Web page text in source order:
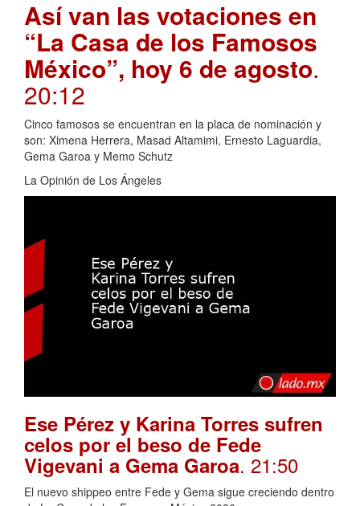
Así van las votaciones en
“La Casa de los Famosos
México”, hoy 6 de agosto.
20:12
Cinco famosos se encuentran en la placa de nominación y
son: Ximena Herrera, Masad Altamimi, Ernesto Laguardia,
Gema Garoa y Memo Schutz
La Opinión de Los Ángeles
Ese Pérez y Karina Torres sufren
celos por el beso de Fede
Vigevani a Gema Garoa. 21:50
El nuevo shippeo entre Fede y Gema sigue creciendo dentro